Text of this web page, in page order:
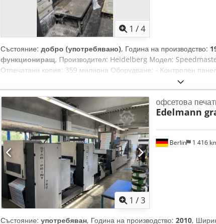
1 /4
Състояние: добро (употребявано), Година на производство:
функциониращ, Производител: Heidelberg Модел:
Отпечатани копия: 359 милиона Оборудване: - Контролен
цветовете CPC 1-04 - Овлажняващо устройство Alcolor -
Autoplate Допълнителни характеристики: - Автоматична
Автоматична система за регистрация - Електронна система за
система за контрол на страничните отстъпи - Голям капацитет
(High Pile Delivery) - Устройство за изправяне на листовете
Стоманени плочи в зоната за подаване и в зоната за
охлаждане и циркулация на Technotrans - Прах-спрей
формат: 720 × 1020 мм Тип машина: Офсетна печатна машина
двустранна печатна машина (Perfector)
1 /3
Berlin 1 416
офсетовa
Edelmann
Състояние: употребяван, Година на производство: 2010,